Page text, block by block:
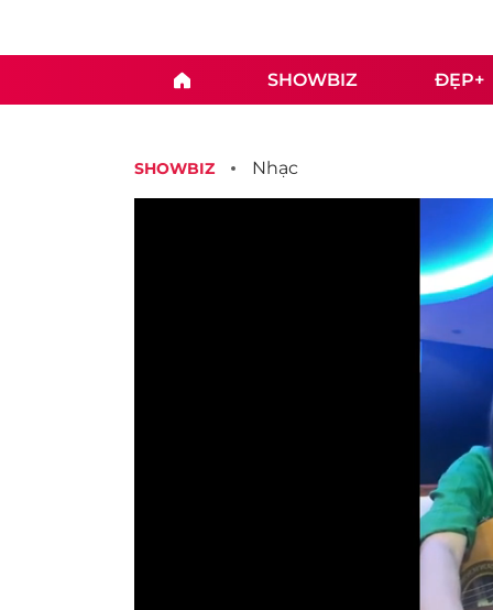
SHOWBIZ ĐẸP+
SHOWBIZ Nhạc